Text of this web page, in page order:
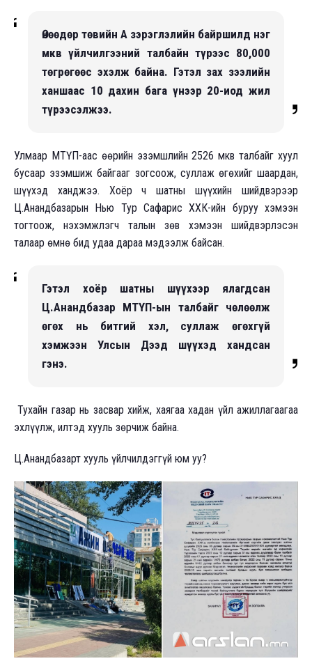
Өнөөдөр төвийн А зэрэглэлийн байршилд нэг
мкв үйлчилгээний талбайн түрээс 80,000
төгрөгөөс эхэлж байна. Гэтэл зах зээлийн
ханшаас 10 дахин бага үнээр 20-иод жил
түрээсэлжээ.
Улмаар МТҮП-аас өөрийн эзэмшлийн 2526 мкв талбайг хуул
бусаар эзэмшиж байгааг зогсоож, суллаж өгөхийг шаардан,
шүүхэд ханджээ. Хоёр ч шатны шүүхийн шийдвэрээр
Ц.Анандбазарын Нью Тур Сафарис ХХК-ийн буруу хэмээн
тогтоож, нэхэмжлэгч талын зөв хэмээн шийдвэрлэсэн
талаар өмнө бид удаа дараа мэдээлж байсан.
Гэтэл хоёр шатны шүүхээр ялагдсан
Ц.Анандбазар МТҮП-ын талбайг чөлөөлж
өгөх нь битгий хэл, суллаж өгөхгүй
хэмжээн Улсын Дээд шүүхэд хандсан
гэнэ.
Тухайн газар нь засвар хийж, хаягаа хадан үйл ажиллагаагаа
эхлүүлж, илтэд хууль зөрчиж байна.
Ц.Анандбазарт хууль үйлчилдэггүй юм уу?